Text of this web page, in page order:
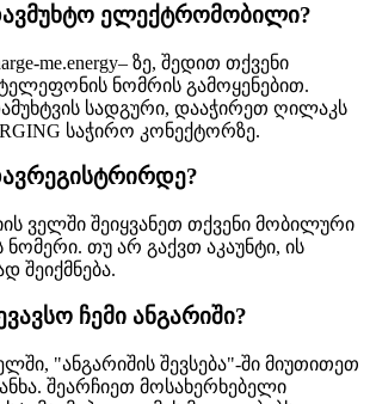
ელექტრომობილი?
me.energy– ზე, შედით თქვენი
ნომრის გამოყენებით.
სადგური, დააჭირეთ ღილაკს
საჭირო კონექტორზე.
ველში შეიყვანეთ თქვენი მობილური
თუ არ გაქვთ აკაუნტი, ის
შეიქმნება.
ჩემი ანგარიში?
"ანგარიშის შევსება"-ში მიუთითეთ
შეარჩიეთ მოსახერხებელი